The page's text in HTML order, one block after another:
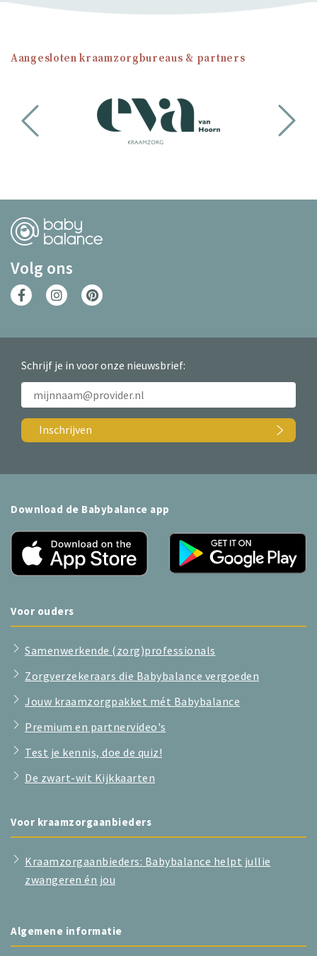
Aangesloten kraamzorgbureaus & partners
Volg ons
Schrijf je in voor onze nieuwsbrief:
Inschrijven
Download de Babybalance app
Voor ouders
Samenwerkende (zorg)professionals
Zorgverzekeraars die Babybalance vergoeden
Jouw kraamzorgpakket mét Babybalance
Premium en partnervideo's
Test je kennis, doe de quiz!
De zwart-wit Kijkkaarten
Voor kraamzorgaanbieders
Kraamzorgaanbieders: Babybalance helpt jullie
zwangeren én jou
Algemene informatie